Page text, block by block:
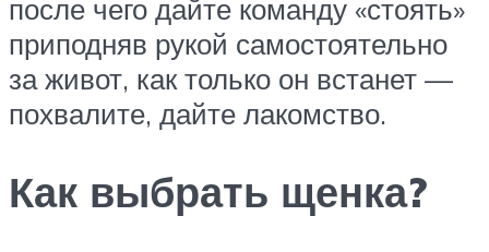
после чего дайте команду «стоять»
приподняв рукой самостоятельно
за живот, как только он встанет —
похвалите, дайте лакомство.
Как выбрать щенка?